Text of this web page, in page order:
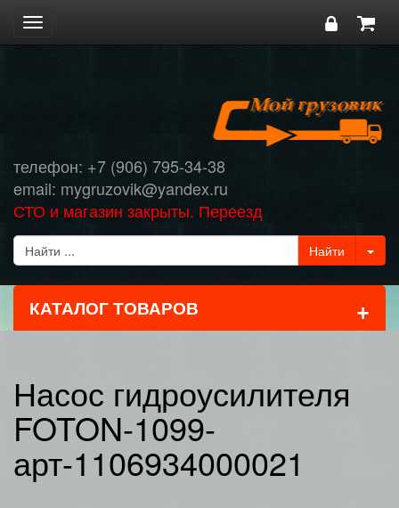
Toggle
navigation
телефон: +7 (906) 795-34-38
email: mygruzovik@yandex.ru
СТО и магазин закрыты. Переезд
КАТАЛОГ ТОВАРОВ +
Насос гидроусилителя
FOTON-1099-
арт-1106934000021